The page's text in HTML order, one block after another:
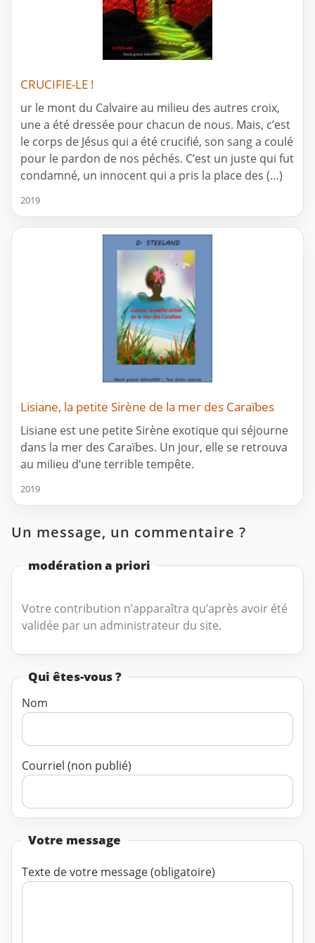
CRUCIFIE-LE !
ur le mont du Calvaire au milieu des autres croix,
une a été dressée pour chacun de nous. Mais, c’est
le corps de Jésus qui a été crucifié, son sang a coulé
pour le pardon de nos péchés. C’est un juste qui fut
condamné, un innocent qui a pris la place des (…)
2019
Lisiane, la petite Sirène de la mer des Caraïbes
Lisiane est une petite Sirène exotique qui séjourne
dans la mer des Caraïbes. Un jour, elle se retrouva
au milieu d’une terrible tempête.
2019
Un message, un commentaire ?
modération a priori
Votre contribution n’apparaîtra qu’après avoir été
validée par un administrateur du site.
Qui êtes-vous ?
Nom
Courriel (non publié)
Votre message
Texte de votre message (obligatoire)